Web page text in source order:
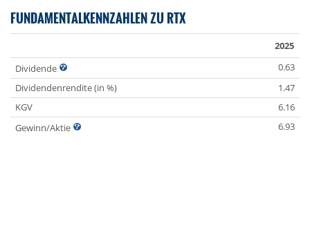
FUNDAMENTALKENNZAHLEN ZU RTX
2025
Dividende
0.63
Dividendenrendite (in %)
1.47
KGV
6.16
Gewinn/Aktie
6.93